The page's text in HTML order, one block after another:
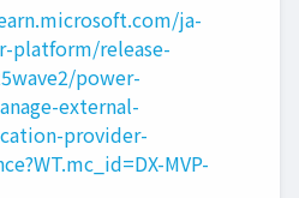
ja-
platform/release-
power-
external-
provider-
MVP-